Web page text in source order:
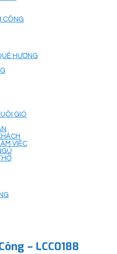
CÔNG
HƯƠNG
GIÓ
VIỆC
– LCC0188